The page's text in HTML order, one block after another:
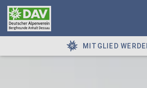
MITGLIED